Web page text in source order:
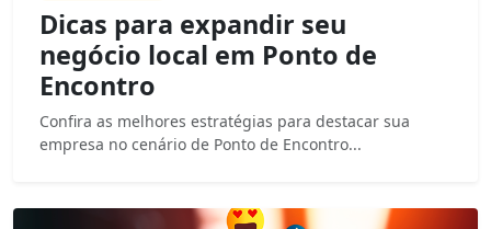
Dicas para expandir seu
negócio local em Ponto de
Encontro
Confira as melhores estratégias para destacar sua
empresa no cenário de Ponto de Encontro...